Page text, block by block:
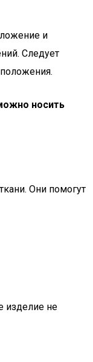
и
Следует
носить
Они помогут
изделие не